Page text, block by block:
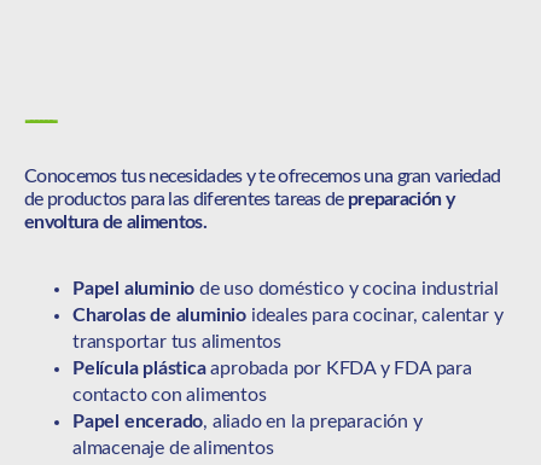
------
Conocemos tus necesidades y te ofrecemos una gran variedad
de productos para las diferentes tareas de preparación y
envoltura de alimentos.
Papel aluminio de uso doméstico y cocina industrial
Charolas de aluminio ideales para cocinar, calentar y
transportar tus alimentos
Película plásticaaprobada por KFDA y FDA para
contacto con alimentos
Papel encerado, aliado en la preparación y
almacenaje de alimentos